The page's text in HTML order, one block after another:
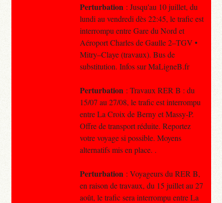
Perturbation : Jusqu'au 10 juillet, du
lundi au vendredi dès 22:45, le trafic est
interrompu entre Gare du Nord et
Aéroport Charles de Gaulle 2–TGV •
Mitry–Claye (travaux). Bus de
substitution. Infos sur MaLigneB.fr
Perturbation : Travaux RER B : du
15/07 au 27/08, le trafic est interrompu
entre La Croix de Berny et Massy-P.
Offre de transport réduite. Reportez
votre voyage si possible. Moyens
alternatifs mis en place. .
Perturbation : Voyageurs du RER B,
en raison de travaux, du 15 juillet au 27
août, le trafic sera interrompu entre La